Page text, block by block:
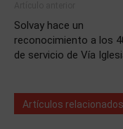
Solvay hace un
reconocimiento a los
de servicio de Vía
Artículos relacionados